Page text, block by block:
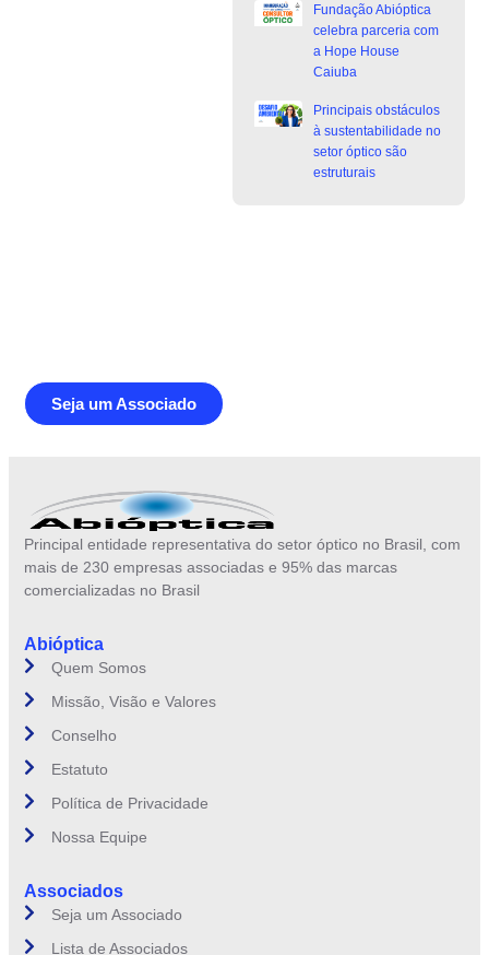
Fundação Abióptica
celebra parceria com
a Hope House
Caiuba
Principais obstáculos
à sustentabilidade no
setor óptico são
estruturais
Seja um Associado
Principal entidade representativa do setor óptico no Brasil, com
mais de 230 empresas associadas e 95% das marcas
comercializadas no Brasil
Abióptica
Quem Somos
Missão, Visão e Valores
Conselho
Estatuto
Política de Privacidade
Nossa Equipe
Associados
Seja um Associado
Lista de Associados